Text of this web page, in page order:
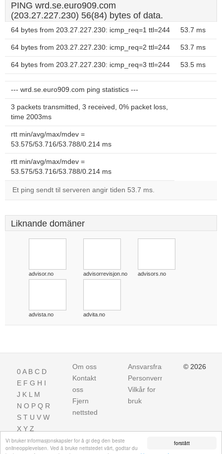
forstått
Vi bruker informasjonskapsler for å gi deg den beste
onlineopplevelsen. Ved å bruke nettstedet vårt, godtar du
PING wrd.se.euro909.com
(203.27.227.230) 56(84) bytes of data.
64 bytes from 203.27.227.230: icmp_req=1 ttl=244 53.7 ms
64 bytes from 203.27.227.230: icmp_req=2 ttl=244 53.7 ms
64 bytes from 203.27.227.230: icmp_req=3 ttl=244 53.5 ms
--- wrd.se.euro909.com ping statistics ---
3 packets transmitted, 3 received, 0% packet loss,
time 2003ms
rtt min/avg/max/mdev =
53.575/53.716/53.788/0.214 ms
rtt min/avg/max/mdev =
53.575/53.716/53.788/0.214 ms
Et ping sendt til serveren angir tiden 53.7 ms.
Liknande domäner
advisor.no advisorrevisjon.no advisors.no
advista.no advita.no
0A B C D
E F G H I
J K L M
N O P Q R
S T U V W
X Y Z
Om oss
Kontakt
oss
Fjern
nettsted
Ansvarsfraskrivelse
Personvern
Vilkår for
bruk
© 2026